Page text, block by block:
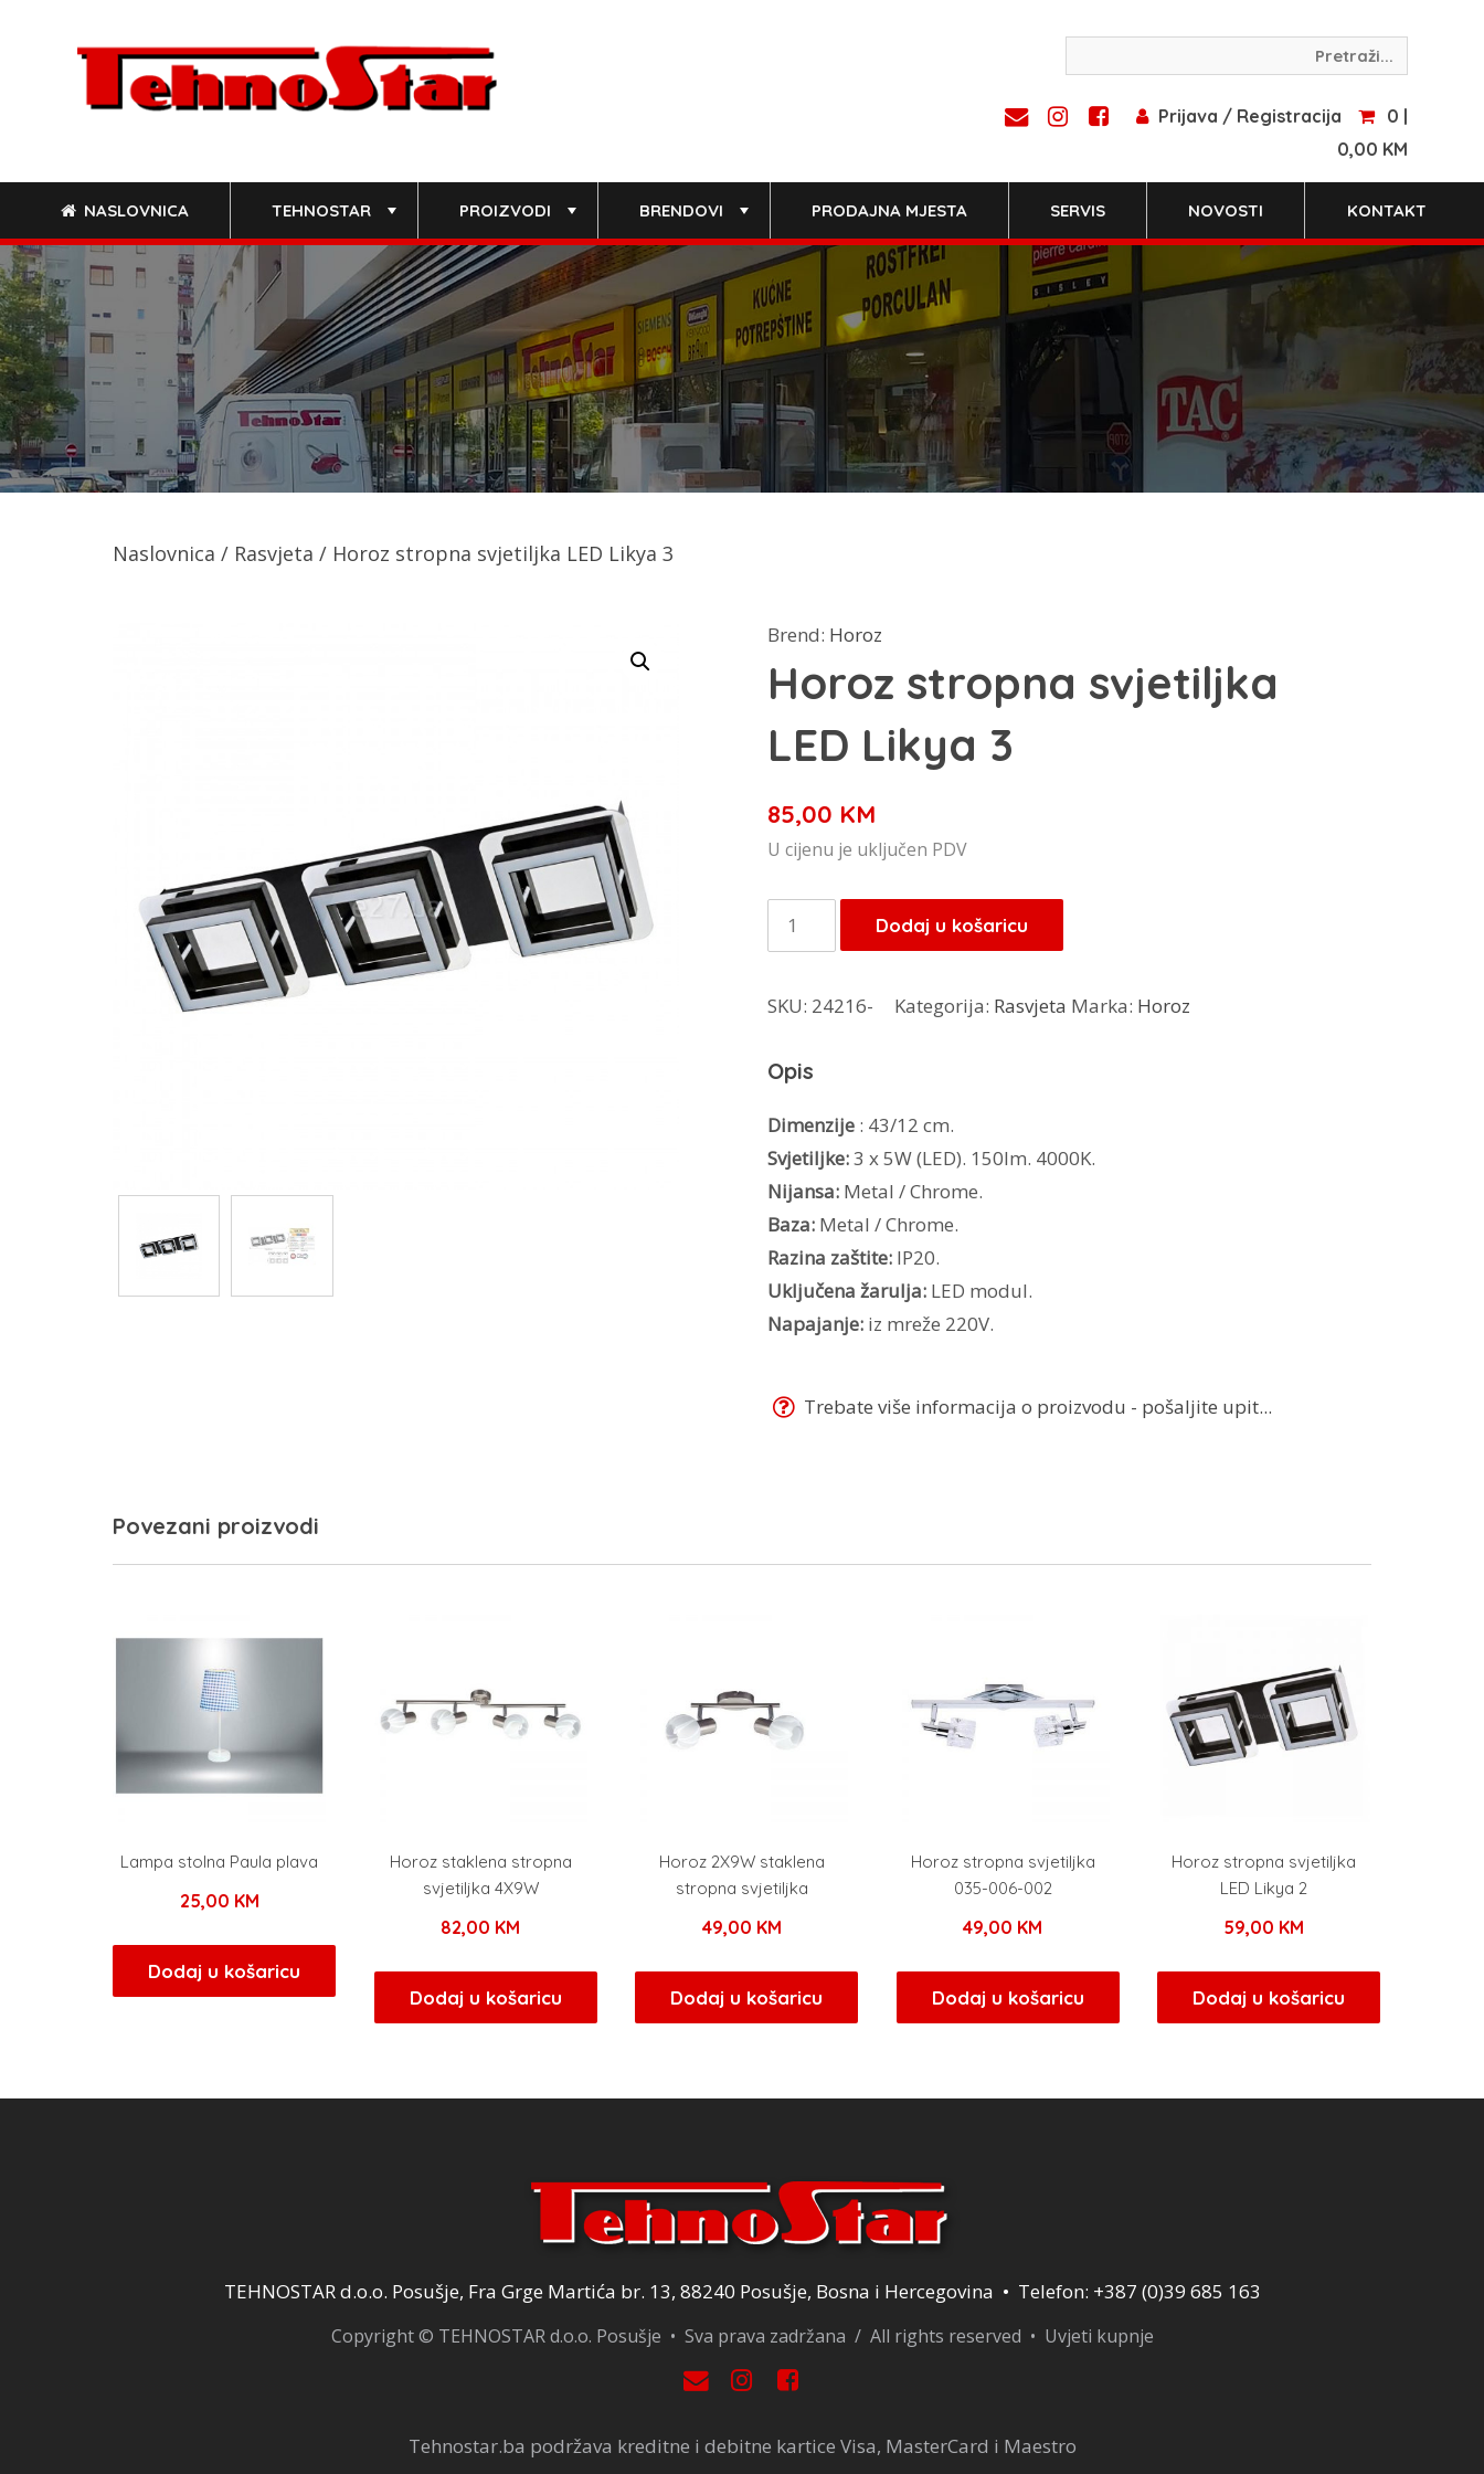
Prijava / Registracija
0 |
0,00 KM
NASLOVNICA TEHNOSTAR PROIZVODI BRENDOVI PRODAJNA MJESTA SERVIS NOVOSTI KONTAKT
Naslovnica / Rasvjeta / Horoz stropna svjetiljka LED Likya 3
Brend: Horoz
Horoz stropna svjetiljka
LED Likya 3
85,00 KM
U cijenu je uključen PDV
Horoz
stropna
LED
3
količina
Dodaj u košaricu
SKU: 24216- Kategorija: Rasvjeta Marka: Horoz
Opis
Dimenzije: 43/12 cm.
Svjetiljke:3 x 5W (LED). 150lm. 4000K.
Nijansa:Metal / Chrome.
Baza:Metal / Chrome.
Razina zaštite:IP20.
Uključena žarulja:LED modul.
Napajanje:iz mreže 220V.
Trebate više informacija o proizvodu - pošaljite upit...
Povezani proizvodi
Lampa stolna Paula plava
25,00 KM
Dodaj u košaricu
Horoz staklena stropna
svjetiljka 4X9W
82,00 KM
Dodaj u košaricu
Horoz 2X9W staklena
stropna svjetiljka
49,00 KM
Dodaj u košaricu
Horoz stropna svjetiljka
035-006-002
49,00 KM
Dodaj u košaricu
Horoz stropna svjetiljka
LED Likya 2
59,00 KM
Dodaj u košaricu
TEHNOSTAR d.o.o. Posušje, Fra Grge Martića br. 13, 88240 Posušje, Bosna i Hercegovina • Telefon: +387 (0)39 685 163
Copyright © TEHNOSTAR d.o.o. Posušje • Sva prava zadržana / All rights reserved • Uvjeti kupnje
Tehnostar.ba podržava kreditne i debitne kartice Visa, MasterCard i Maestro